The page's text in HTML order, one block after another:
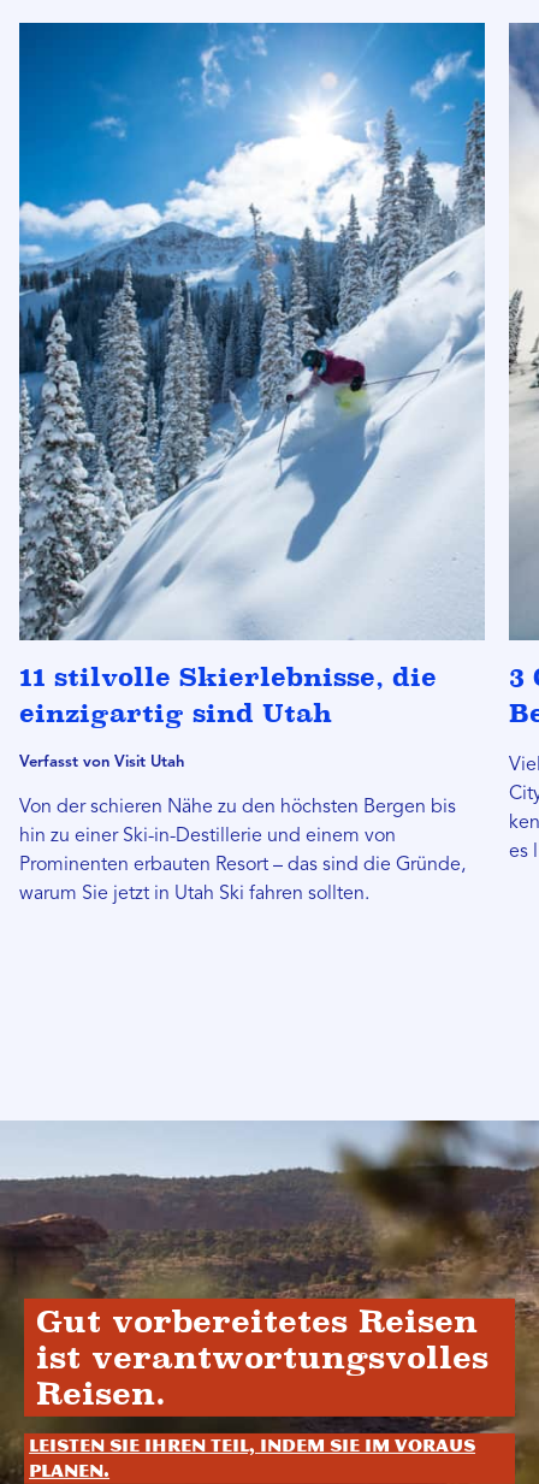
11 stilvolle Skierlebnisse, die
einzigartig sind Utah
Verfasst von Visit Utah
Von der schieren Nähe zu den höchsten Bergen bis
hin zu einer Ski-in-Destillerie und einem von
Prominenten erbauten Resort – das sind die Gründe,
warum Sie jetzt in Utah Ski fahren sollten.
3
es
Gut vorbereitetes Reisen
ist verantwortungsvolles
Reisen.
Leisten Sie Ihren Teil, indem Sie im Voraus
planen.